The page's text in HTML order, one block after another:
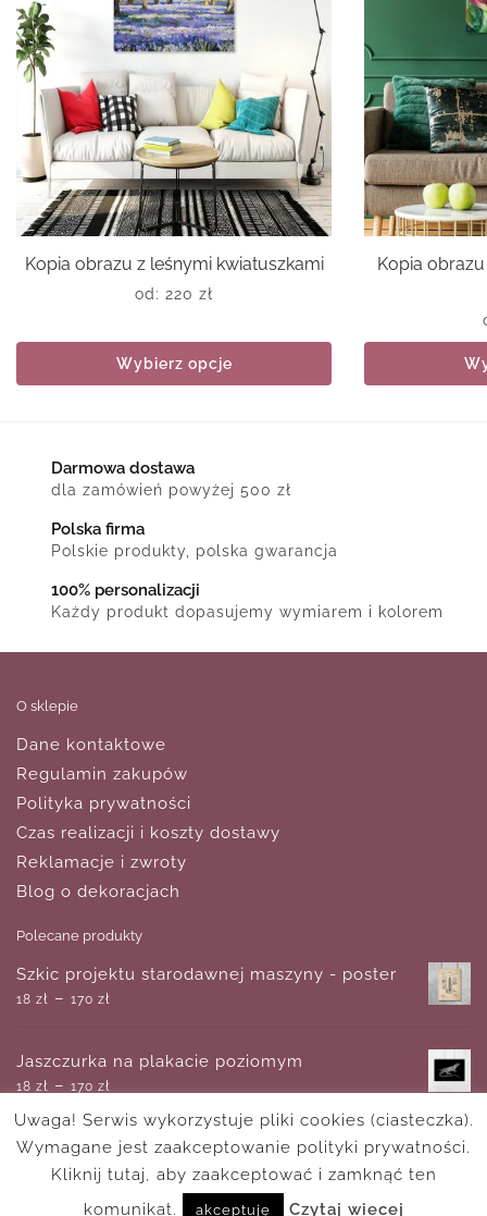
Kopia obrazu z leśnymi kwiatuszkami
od: 220 zł
Wybierz opcje
Kopia
Darmowa dostawa
dla zamówień powyżej 500 zł
Polska firma
Polskie produkty, polska gwarancja
100% personalizacji
Każdy produkt dopasujemy wymiarem i kolorem
O sklepie
Dane kontaktowe
Regulamin zakupów
Polityka prywatności
Czas realizacji i koszty dostawy
Reklamacje i zwroty
Blog o dekoracjach
Polecane produkty
Szkic projektu starodawnej maszyny - poster
18 zł – 170 zł
Jaszczurka na plakacie poziomym
18 zł – 170 zł
Abstrakcja 'palmy na asfalcie' - obraz
zł–750zł
Uwaga! Serwis wykorzystuje pliki cookies (ciasteczka).
Wymagane jest zaakceptowanie polityki prywatności.